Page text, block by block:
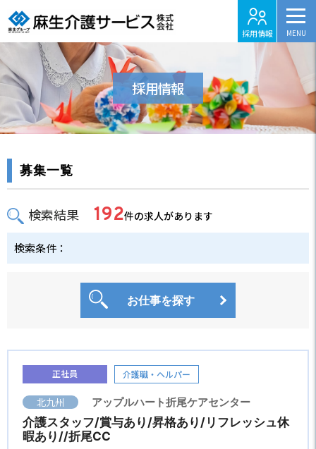
採用情報
採用情報
募集一覧
検索結果 192件の求人があります
検索条件：
お仕事を探す
正社員 介護職・ヘルパー
北九州 アップルハート折尾ケアセンター
介護スタッフ/賞与あり/昇格あり/リフレッシュ休
暇あり//折尾CC